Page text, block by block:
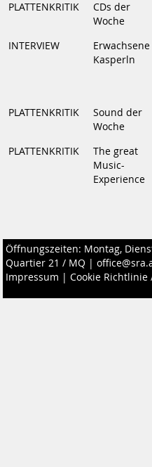
PLATTENKRITIK
CDs der
Woche
INTERVIEW
Erwachsene
Kasperln
PLATTENKRITIK
Sound der
Woche
PLATTENKRITIK
The great
Music-
Experience
Öffnungszeiten: Montag,
Quartier 21 / MQ |
Impressum | Cookie Richtlinie